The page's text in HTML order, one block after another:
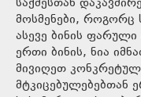
მოსმენები, როგორც
ასევე ბინის
ერთი ბინის, ნია
მივიღეთ
მტკიცებულებებთან